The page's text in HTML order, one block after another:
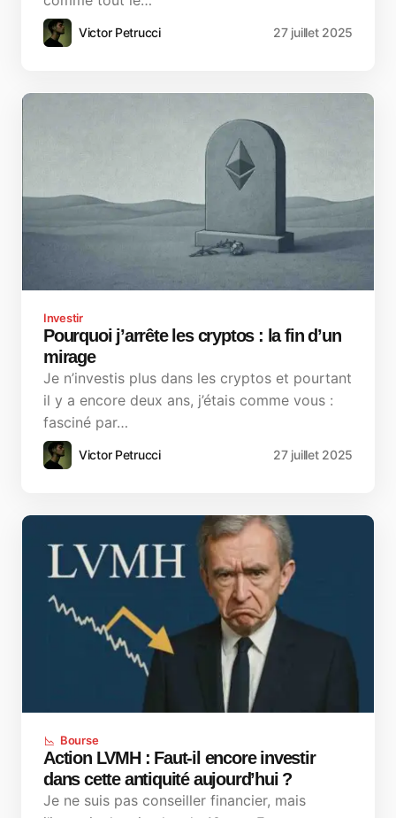
Victor Petrucci 27 juillet 2025
Investir
Pourquoi j’arrête les cryptos : la fin d’un
mirage
Je n’investis plus dans les cryptos et pourtant
il y a encore deux ans, j’étais comme vous :
fasciné par…
Victor Petrucci 27 juillet 2025
Bourse
Action LVMH : Faut-il encore investir
dans cette antiquité aujourd’hui ?
Je ne suis pas conseiller financier, mais